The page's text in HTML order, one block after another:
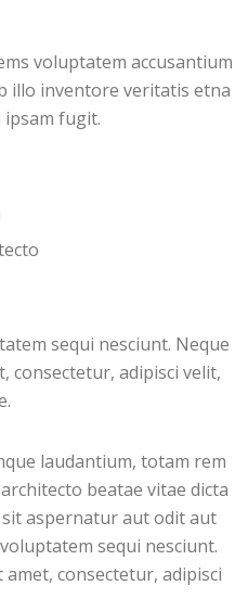
voluptatem accusantium
illo inventore veritatis etna
ipsam fugit.
sequi nesciunt. Neque
consectetur, adipisci velit,
laudantium, totam rem
beatae vitae dicta
aspernatur aut odit aut
sequi nesciunt.
consectetur, adipisci